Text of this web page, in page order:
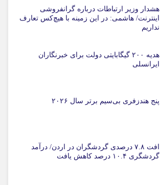
هشدار وزیر ارتباطات درباره گرانفروشی
اینترنت/ هاشمی: در این زمینه با هیچ‌کس تعارف
نداریم
هدیه ۲۰۰ گیگابایتی دولت برای خبرنگاران
ایرانسلی
پنج هندزفری بی‌سیم برتر سال ۲۰۲۶
افت ۷.۸ درصدی گردشگران در اردن/ درآمد
گردشگری ۱۰.۴ درصد کاهش یافت